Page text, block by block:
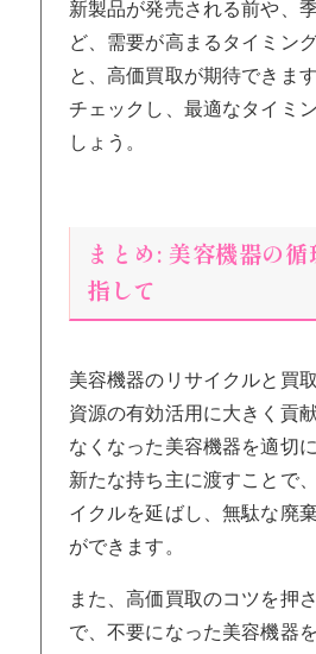
新製品が発売される前や、
ど、需要が高まるタイミン
と、高価買取が期待できま
チェックし、最適なタイミ
しょう。
まとめ: 美容機器の
指して
美容機器のリサイクルと買
資源の有効活用に大きく貢
なくなった美容機器を適切
新たな持ち主に渡すことで
イクルを延ばし、無駄な廃
ができます。
また、高価買取のコツを押
で、不要になった美容機器